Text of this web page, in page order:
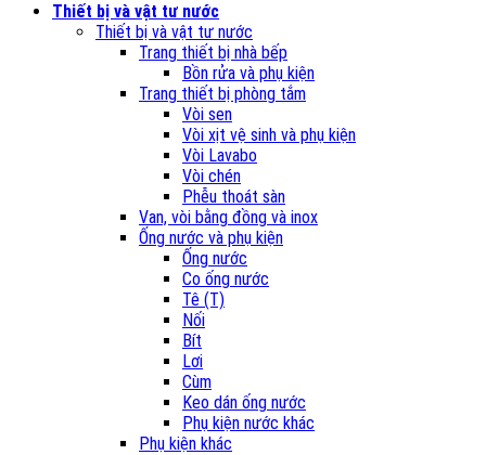
Thiết bị và vật tư nước
Thiết bị và vật tư nước
Trang thiết bị nhà bếp
Bồn rửa và phụ kiện
Trang thiết bị phòng tắm
Vòi sen
Vòi xịt vệ sinh và phụ kiện
Vòi Lavabo
Vòi chén
Phễu thoát sàn
Van, vòi bằng đồng và inox
Ống nước và phụ kiện
Ống nước
Co ống nước
Tê (T)
Nối
Bít
Lơi
Cùm
Keo dán ống nước
Phụ kiện nước khác
Phụ kiện khác